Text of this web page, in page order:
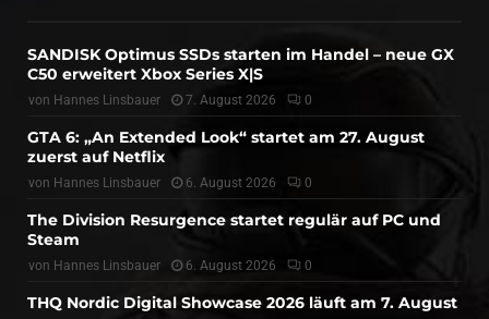
SANDISK Optimus SSDs starten im Handel – neue GX
C50 erweitert Xbox Series X|S
von Hannes Linsbauer 7. August 2026 0
GTA 6: „An Extended Look“ startet am 27. August
zuerst auf Netflix
von Hannes Linsbauer 6. August 2026 0
The Division Resurgence startet regulär auf PC und
Steam
von Hannes Linsbauer 6. August 2026 0
THQ Nordic Digital Showcase 2026 läuft am 7. August